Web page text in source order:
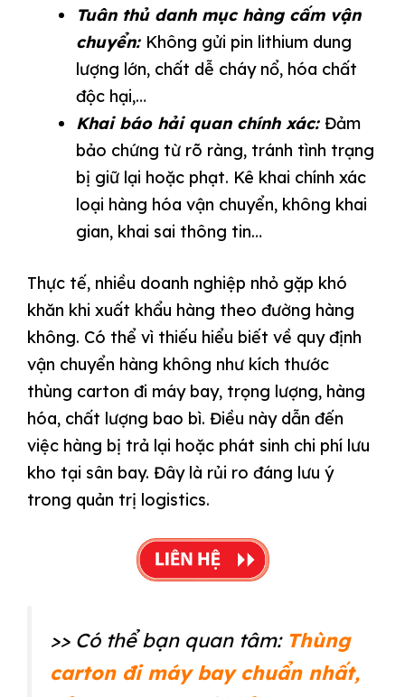
Tuân thủ danh mục hàng cấm vận
chuyển: Không gửi pin lithium dung
lượng lớn, chất dễ cháy nổ, hóa chất
độc hại,…
Khai báo hải quan chính xác: Đảm
bảo chứng từ rõ ràng, tránh tình trạng
bị giữ lại hoặc phạt. Kê khai chính xác
loại hàng hóa vận chuyển, không khai
gian, khai sai thông tin…
Thực tế, nhiều doanh nghiệp nhỏ gặp khó
khăn khi xuất khẩu hàng theo đường hàng
không. Có thể vì thiếu hiểu biết về quy định
vận chuyển hàng không như kích thước
thùng carton đi máy bay, trọng lượng, hàng
hóa, chất lượng bao bì. Điều này dẫn đến
việc hàng bị trả lại hoặc phát sinh chi phí lưu
kho tại sân bay. Đây là rủi ro đáng lưu ý
trong quản trị logistics.
>> Có thể bạn quan tâm: Thùng
carton đi máy bay chuẩn nhất,